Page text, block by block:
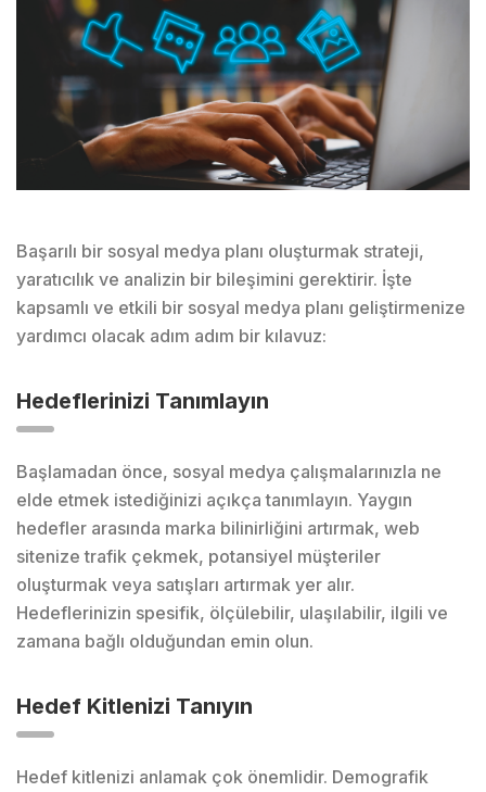
Başarılı bir sosyal medya planı oluşturmak strateji,
yaratıcılık ve analizin bir bileşimini gerektirir. İşte
kapsamlı ve etkili bir sosyal medya planı geliştirmenize
yardımcı olacak adım adım bir kılavuz:
Hedeflerinizi Tanımlayın
Başlamadan önce, sosyal medya çalışmalarınızla ne
elde etmek istediğinizi açıkça tanımlayın. Yaygın
hedefler arasında marka bilinirliğini artırmak, web
sitenize trafik çekmek, potansiyel müşteriler
oluşturmak veya satışları artırmak yer alır.
Hedeflerinizin spesifik, ölçülebilir, ulaşılabilir, ilgili ve
zamana bağlı olduğundan emin olun.
Hedef Kitlenizi Tanıyın
Hedef kitlenizi anlamak çok önemlidir. Demografik